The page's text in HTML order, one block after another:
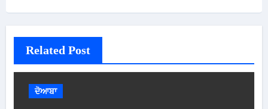
Related Post
ਦੋਆਬਾ